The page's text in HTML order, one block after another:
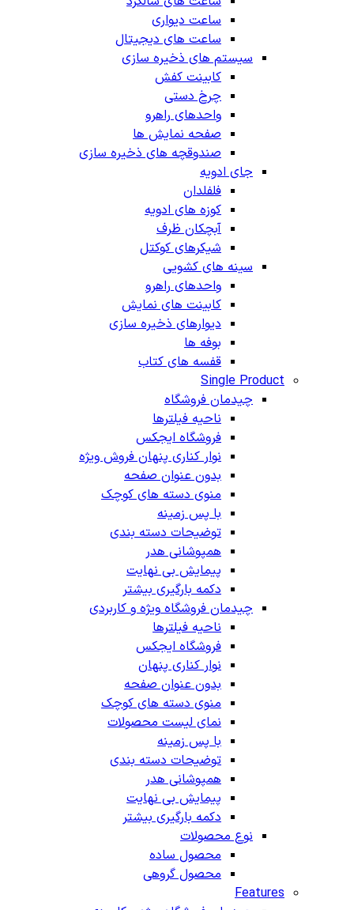
ساعت دیواری
ساعت های دیجیتال
سیستم های ذخیره سازی
کابینت کفش
چرخ دستی
واحدهای راهرو
صفحه نمایش ها
صندوقچه های ذخیره سازی
جای ادویه
فلفلدان
کوزه های ادویه
آبچکان ظرف
شیکرهای کوکتل
سینه های کشویی
واحدهای راهرو
کابینت های نمایش
دیوارهای ذخیره سازی
بوفه ها
قفسه های کتاب
Single Product
چیدمان فروشگاه
ناحیه فیلترها
فروشگاه ایجکس
نوار کناری پنهانفروش ویژه
بدون عنوان صفحه
منوی دسته های کوچک
با پس زمینه
توضیحات دسته بندی
همپوشانی هدر
پیمایش بی نهایت
دکمه بارگیری بیشتر
چیدمان فروشگاهویژه و کاربردی
ناحیه فیلترها
فروشگاه ایجکس
نوار کناری پنهان
بدون عنوان صفحه
منوی دسته های کوچک
نمای لیست محصولات
با پس زمینه
توضیحات دسته بندی
همپوشانی هدر
پیمایش بی نهایت
دکمه بارگیری بیشتر
نوع محصولات
محصول ساده
محصول گروهی
Features